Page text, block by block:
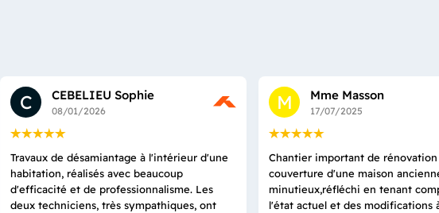
C CEBELIEU Sophie
08/01/2026
Travaux de désamiantage à l'intérieur d'une
habitation, réalisés avec beaucoup
d'efficacité et de professionnalisme. Les
deux techniciens, très sympathiques, ont
M Mme Masson
17/07/2025
Chantier important de
couverture d'une maison
minutieux,réfléchi en tenant
l'état actuel et des modifications